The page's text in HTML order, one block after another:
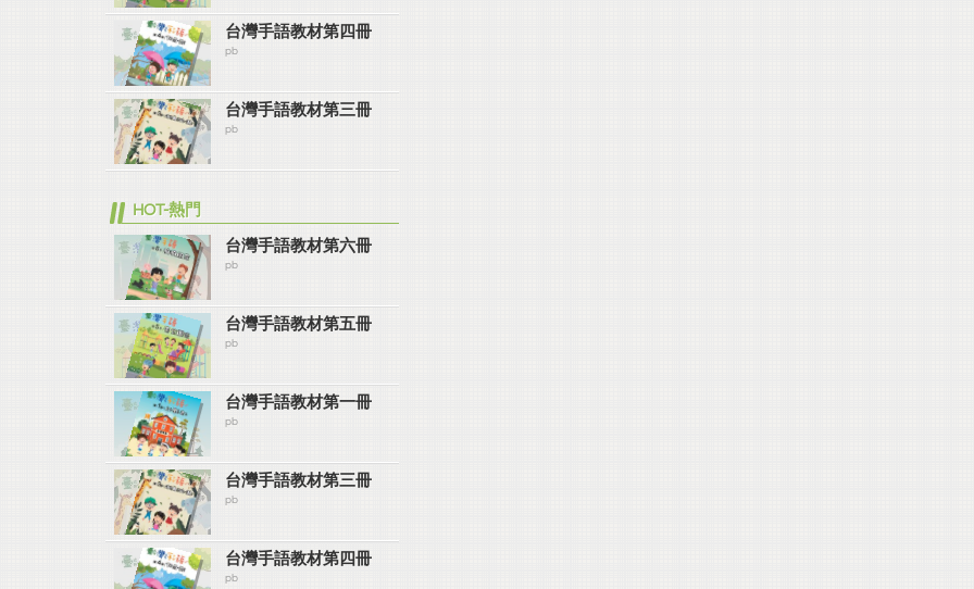
台灣手語教材第四冊
pb
台灣手語教材第三冊
pb
HOT-熱門
台灣手語教材第六冊
pb
台灣手語教材第五冊
pb
台灣手語教材第一冊
pb
台灣手語教材第三冊
pb
台灣手語教材第四冊
pb